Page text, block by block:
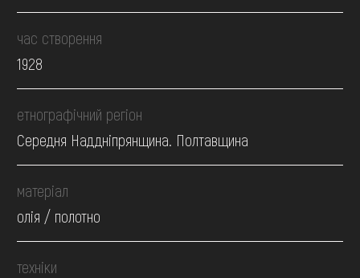
час створення
1928
етнографічний регіон
Середня Наддніпрянщина. Полтавщина
матеріал
олія / полотно
техніки